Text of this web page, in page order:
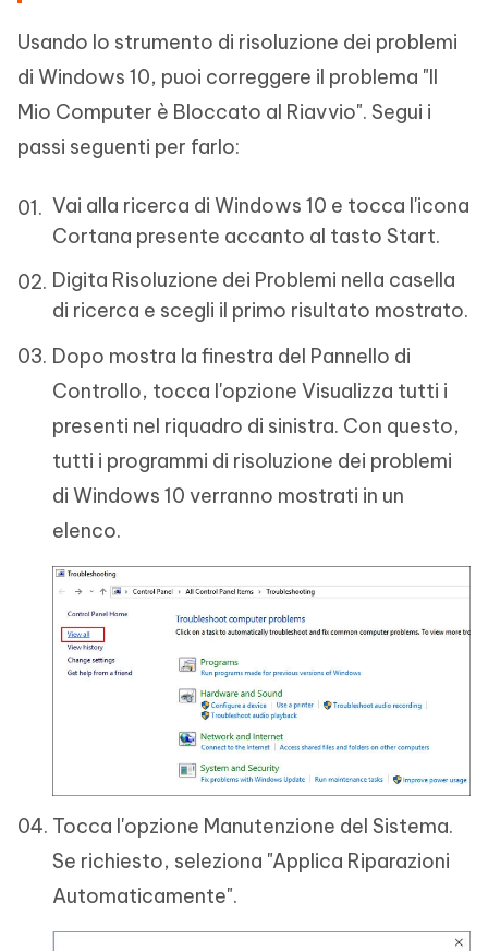
Usando lo strumento di risoluzione dei problemi
di Windows 10, puoi correggere il problema "Il
Mio Computer è Bloccato al Riavvio". Segui i
passi seguenti per farlo:
Vai alla ricerca di Windows 10 e tocca l'icona
Cortana presente accanto al tasto Start.
Digita Risoluzione dei Problemi nella casella
di ricerca e scegli il primo risultato mostrato.
Dopo mostra la finestra del Pannello di
Controllo, tocca l'opzione Visualizza tutti i
presenti nel riquadro di sinistra. Con questo,
tutti i programmi di risoluzione dei problemi
di Windows 10 verranno mostrati in un
elenco.
Tocca l'opzione Manutenzione del Sistema.
Se richiesto, seleziona "Applica Riparazioni
Automaticamente".